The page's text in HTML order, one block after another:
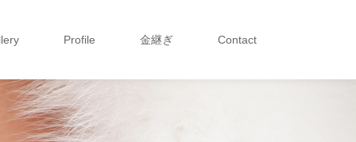
Profile 金継ぎ Contact